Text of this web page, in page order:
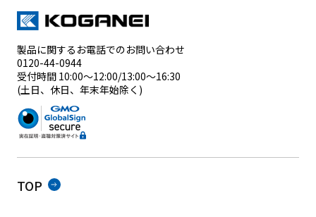
製品に関するお電話でのお問い合わせ
0120-44-0944
受付時間 10:00～12:00/13:00～16:30
(土日、休日、年末年始除く)
TOP